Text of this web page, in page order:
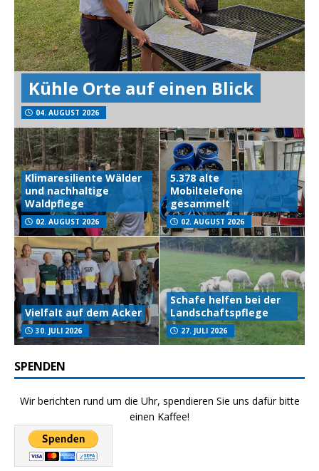
Kühle Orte auf einen Blick
04. AUGUST 2026
Klimaresiliente Wälder
und nachhaltige
Waldpflege
02. AUGUST 2026
5.378 alte
Mobiltelefone
gesammelt
02. AUGUST 2026
Vielfalt auf dem Acker
30. JULI 2026
Schafe helfen bei der
Landschaftspflege
27. JULI 2026
SPENDEN
Wir berichten rund um die Uhr, spendieren Sie uns dafür bitte
einen Kaffee!